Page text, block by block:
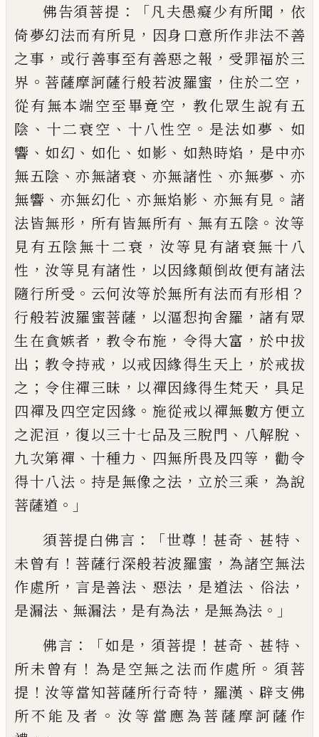
佛告須菩提 ：「凡夫愚癡少有所聞 ， 依
倚夢幻法而有所見 ， 因身口意所作非法不善
之事 ， 或行善事至有善惡之報 ， 受罪福於三
界 。 菩薩摩訶薩行般若波羅蜜 ， 住於二空 ，
從有無本端空至畢竟空 ， 教化眾生說有五
陰 、 十二衰空 、 十八性空 。 是法如夢 、 如
響 、 如幻 、 如化 、 如影 、 如熱時焰 ， 是中亦
無五陰 、亦無諸衰 、 亦無諸性 、亦無夢 、 亦
無響 、 亦無幻化 、亦無焰影 、 亦無有見 。 諸
法皆無形 ， 所有皆無所有 、 無有五陰 。 汝等
見有五陰無十二衰 ， 汝等見有諸衰無十八
性 ， 汝等見有諸性 ， 以因緣顛倒故便有諸法
隨行所受 。 云何汝等於無所有法而有形相 ？
行般若波羅蜜菩薩 ， 以漚惒拘舍羅 ，諸有眾
生在貪嫉者 ，教令布施 ， 令得大富 ， 於中拔
出 ； 教令持戒 ， 以戒因緣得生天上 ， 於戒拔
之 ； 令住禪三昧 ， 以禪因緣得生梵天 ， 具足
四禪及四空定因緣 。 施從戒以禪無數方便立
之泥洹 ，復以三十七品及三脫門 、 八解脫 、
九次第禪 、 十種力 、 四無所畏及四等 ，勸令
得十八法 。 持是無像之法 ， 立於三乘 ， 為說
菩薩道 。」
須菩提白佛言 ：「世尊 ！ 甚奇 、 甚特 、
未曾有 ！ 菩薩行深般若波羅蜜 ， 為諸空無法
作處所 ， 言是善法 、 惡法 ， 是道法 、 俗法 ，
是漏法 、 無漏法 ， 是有為法 ， 是無為法 。」
佛言 ：「如是 ， 須菩提 ！ 甚奇 、 甚特 、
所未曾有 ！ 為是空無之法而作處所 。 須菩
提 ！ 汝等當知菩薩所行奇特 ， 羅漢 、辟支佛
所不能及者 。 汝等當應為菩薩摩訶薩作